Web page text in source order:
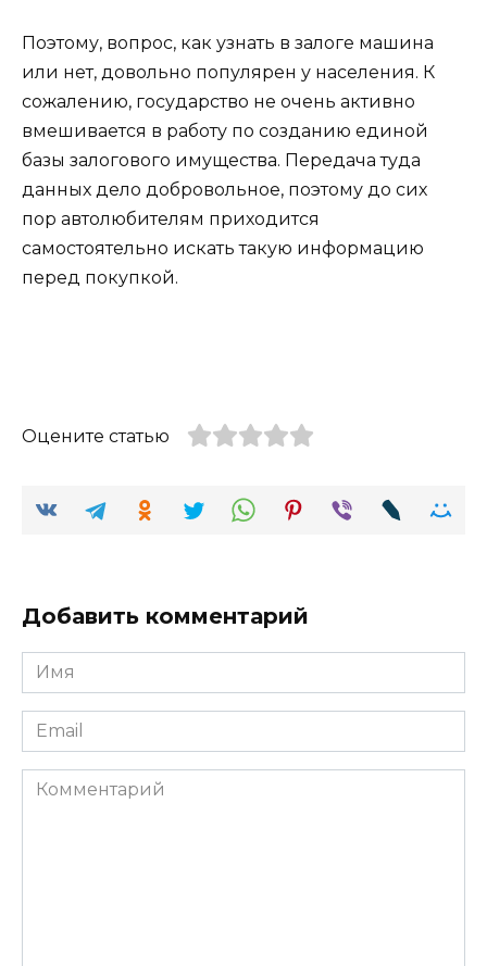
Поэтому, вопрос, как узнать в залоге машина
или нет, довольно популярен у населения. К
сожалению, государство не очень активно
вмешивается в работу по созданию единой
базы залогового имущества. Передача туда
данных дело добровольное, поэтому до сих
пор автолюбителям приходится
самостоятельно искать такую информацию
перед покупкой.
Оцените статью
Добавить комментарий
Имя
Email
Комментарий